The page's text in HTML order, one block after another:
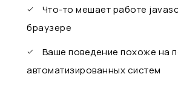
Что-то мешает работе
браузере
Ваше поведение похоже на
автоматизированных систем